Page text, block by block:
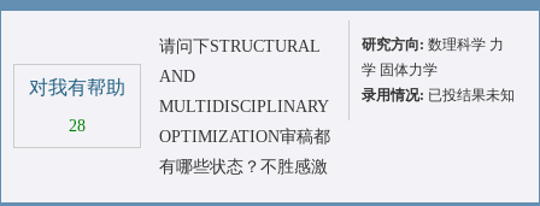
对我有帮助
28
请问下STRUCTURAL
AND
MULTIDISCIPLINARY
OPTIMIZATION审稿都
有哪些状态？不胜感激
研究方向: 数理科学 力
学 固体力学
录用情况: 已投结果未知